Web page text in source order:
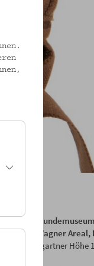
Otto Wagner Areal,
Baumgartner Höhe